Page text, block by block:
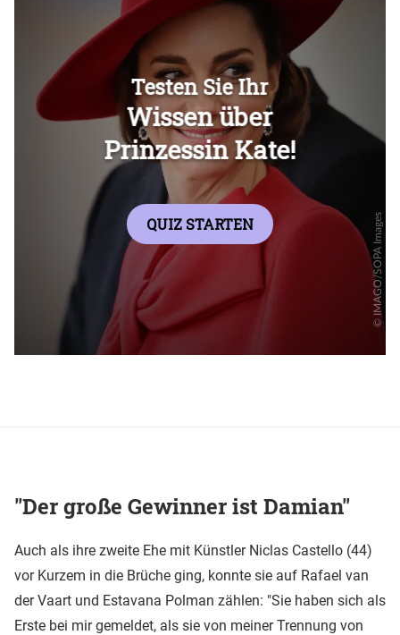
Überspringen
"Der große Gewinner ist Damian"
Auch als ihre zweite Ehe mit Künstler Niclas Castello (44)
vor Kurzem in die Brüche ging, konnte sie auf Rafael van
der Vaart und Estavana Polman zählen: "Sie haben sich als
Erste bei mir gemeldet, als sie von meiner Trennung von